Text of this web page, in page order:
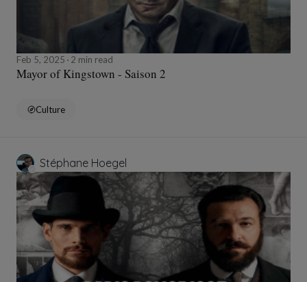
Feb 5, 2025 2 min read
Mayor of Kingstown - Saison 2
Culture
Stéphane Hoegel